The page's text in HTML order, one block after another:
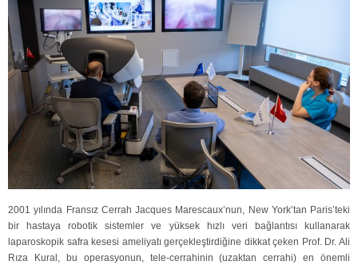
2001 yılında Fransız Cerrah Jacques Marescaux’nun, New York’tan Paris’teki
bir hastaya robotik sistemler ve yüksek hızlı veri bağlantısı kullanarak
laparoskopik safra kesesi ameliyatı gerçekleştirdiğine dikkat çeken Prof. Dr. Ali
Rıza Kural, bu operasyonun, tele-cerrahinin (uzaktan cerrahi) en önemli